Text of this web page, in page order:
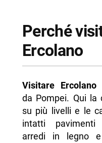
Perché
Ercolano
Visitare Ercolano
da Pompei. Qui la
su più livelli e le
intatti
arredi in legno